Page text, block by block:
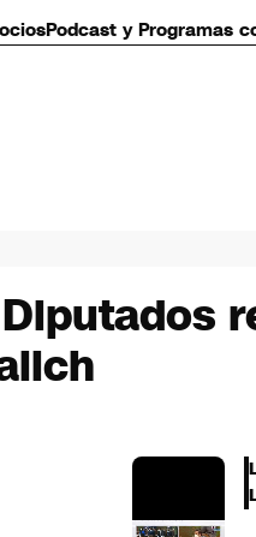
Podcast y Programas